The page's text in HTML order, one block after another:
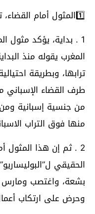
1️⃣المثول أمام القضاء، تطور يأخذ المغرب علما به :
1 . بداية، يؤكد مثول
المغرب يقوله منذ
ترابها، وبطريقة
طرف القضاء
من جنسية إسبانية
منها فوق التراب
2 . ثم إن هذا
الحقيقي
بشعة، واغتصب ومارس
وحرض على ارتكاب